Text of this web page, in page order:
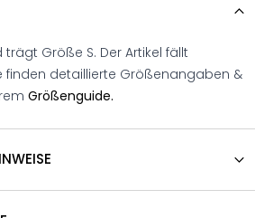
trägt Größe S. Der Artikel fällt
finden detaillierte Größenangaben &
Größenguide.